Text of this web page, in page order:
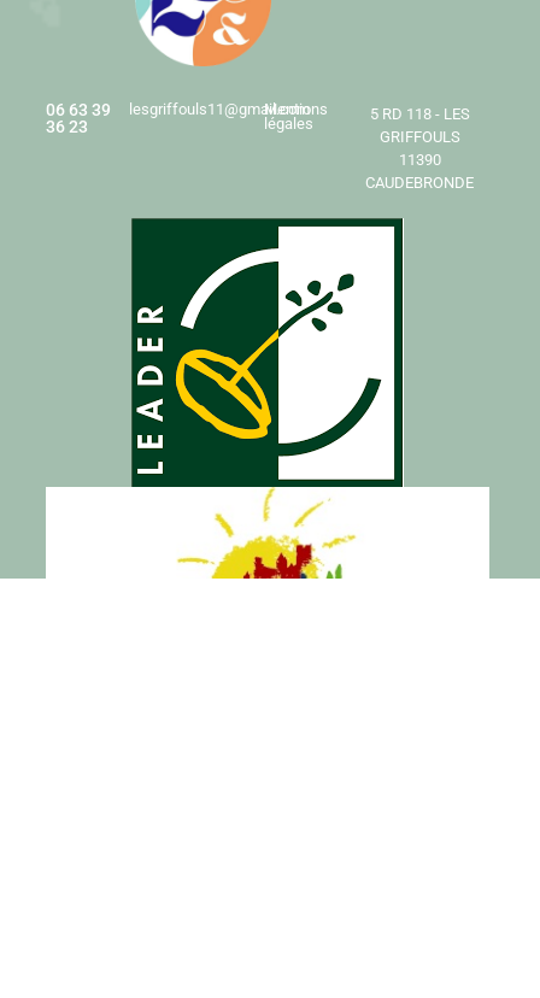
06 63 39
36 23
lesgriffouls11@gmail.com
Mentions
légales
5 RD 118 - LES
GRIFFOULS
11390
CAUDEBRONDE